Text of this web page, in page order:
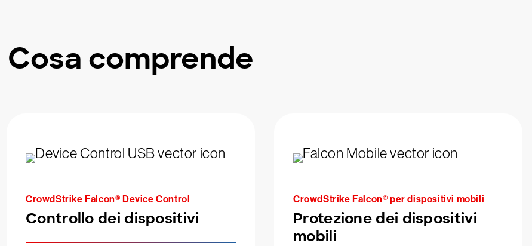
Cosa comprende
CrowdStrike Falcon® Device Control
Controllo dei dispositivi
CrowdStrike Falcon® per dispositivi mobili
Protezione dei dispositivi
mobili